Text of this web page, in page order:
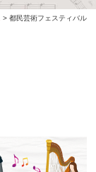
> 都民芸術フェスティバル